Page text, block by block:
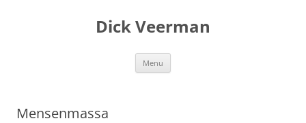
Dick Veerman
Menu
Mensenmassa